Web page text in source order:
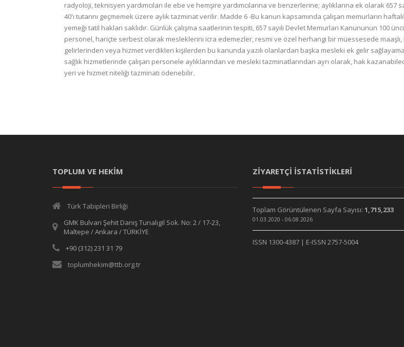
radyoloji, teknisyen yardımcıları ile ebe ve hemşire yardımcılarına ve benzerlerine; aylıklarına ek olarak 657
40'ı tutarını geçmemek üzere aylık tazminat verilir. Madde 6 -Bu kanun kapsamında çalışan memurların
yemeği tatil hakları saklıdır. Günlük çalışma saatlerinin tespiti, 657 sayılı Devlet Memurları Kanununun 100
personel, hariçte serbest olarak mesleklerini icra edemezler, resmi ve özel herhangi bir müessesede
gelirlerinden veya hizmet verdikleri kişilerden bu kanunda yazılı olanlardan başka mesleki ek gelir
sağlık hizmetlerinde çalışan personele aylıklarından ve mesleki tazminatlarından ayrı olarak, hak
yeri ve hizmet niteliğı tazminatı ödenebilir.
TOPLUM VE HEKİM
Türk Tabipleri Birliği
GMK Bulvarı Şehit Daniş Tunalıgil Sok. No: 2 / 17-23,
Maltepe / Ankara / TÜRKİYE
+90 (312) 231 31 79
toplumhekim@ttb.org.tr
ZİYARETÇİ İSTATİSTİKLERİ
Toplam Görüntülenen Sayfa Sayısı: 1,715,233
01.03.2020 - 06.08.2026
ISSN 1300-4387 | E-ISSN 2757-5004